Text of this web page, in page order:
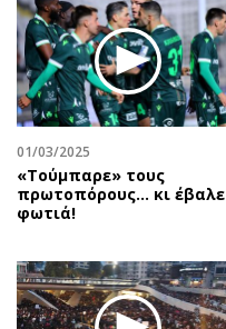
01/03/2025
«Τούμπαρε» τους
πρωτοπόρους… κι έβαλε
φωτιά!